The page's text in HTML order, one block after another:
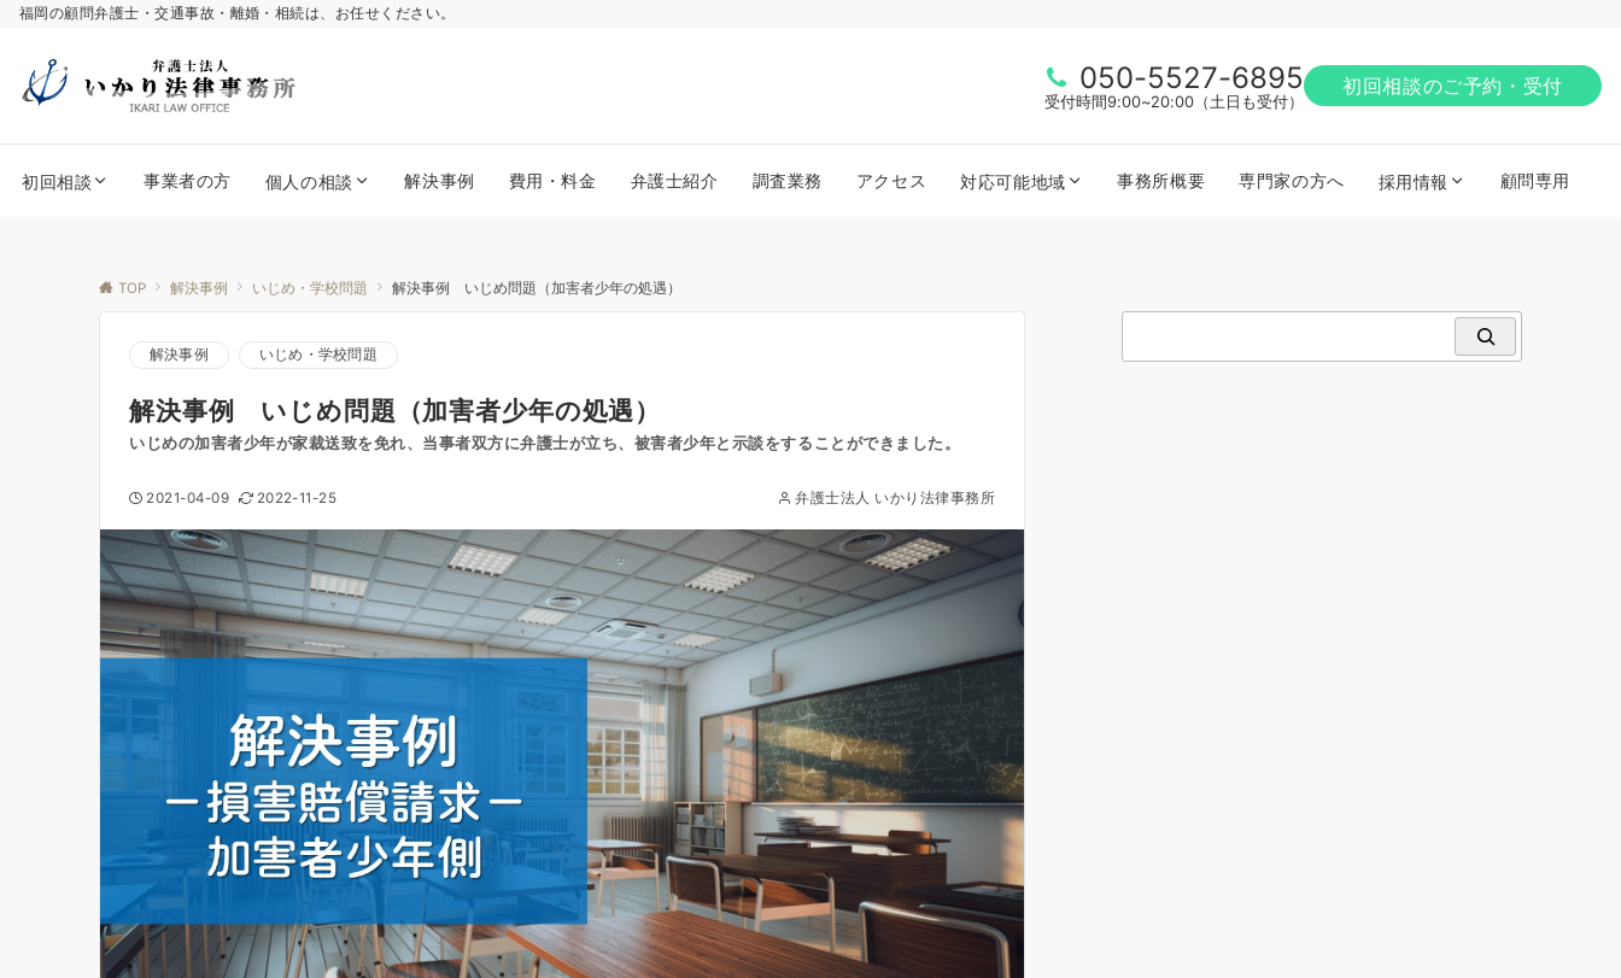
福岡の顧問弁護士・交通事故・離婚・相続は、お任せください。
050-5527-6895
受付時間9:00~20:00（土日も受付）
初回相談のご予約・受付
初回相談 事業者の方 個人の相談 解決事例 費用・料金 弁護士紹介 調査業務 アクセス 対応可能地域 事務所概要 専門家の方へ 採用情報 顧問専用
TOP 解決事例 いじめ・学校問題 解決事例 いじめ問題（加害者少年の処遇）
解決事例 いじめ・学校問題
解決事例 いじめ問題（加害者少年の処遇）
いじめの加害者少年が家裁送致を免れ、当事者双方に弁護士が立ち、被害者少年と示談をすることができました。
2021-04-09 2022-11-25 弁護士法人 いかり法律事務所